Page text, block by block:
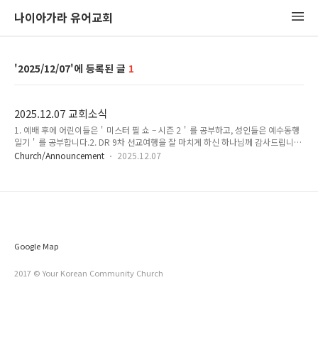
나이아가라 유어교회
2025/12/07 1
2025.12.07 교회소식
1. 예배 후에 어린이들은＇미스터 필 쇼 – 시즌 2＇를 공부하고, 성인들은 예수동행
일기＇를 공부합니다.2. DR 9차 선교여행을 잘 마치게 하신 하나님께 감사드립니다.
3. 매주 수요일에 수요기도모임이 온라인 ZOOM 을 통해서 모입니다.일시:
Church/Announcement 2025.12.07
Google Map
2017 © Your Korean Community Church